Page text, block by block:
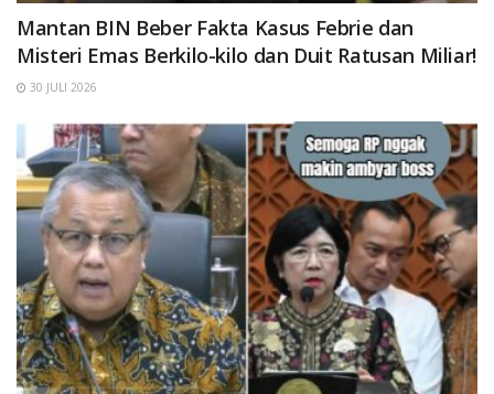
Mantan BIN Beber Fakta Kasus Febrie dan
Misteri Emas Berkilo-kilo dan Duit Ratusan Miliar!
30 JULI 2026